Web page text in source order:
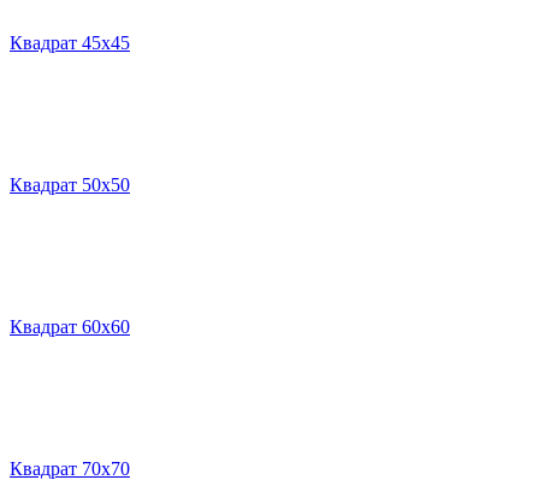
Квадрат 45х45
Квадрат 50х50
Квадрат 60х60
Квадрат 70х70